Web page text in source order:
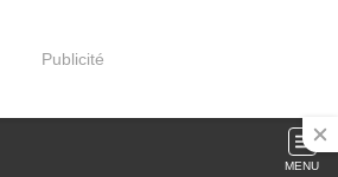
Publicité
MENU